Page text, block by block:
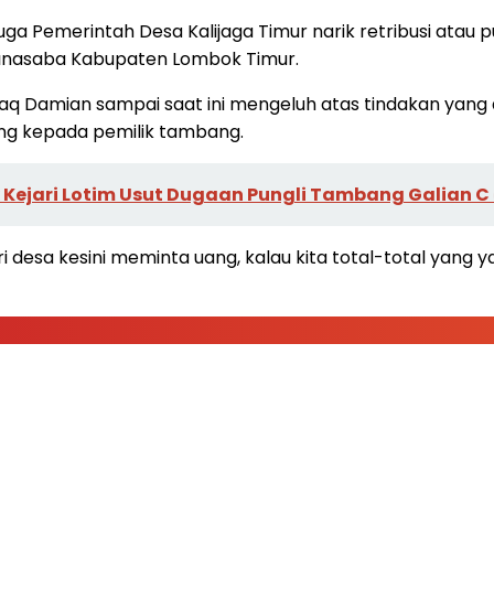
Pemerintah Desa Kalijaga Timur narik retribusi
Kabupaten Lombok Timur.
Damian sampai saat ini mengeluh atas tindakan
kepada pemilik tambang.
Kejari Lotim Usut Dugaan Pungli Tambang Galian
desa kesini meminta uang, kalau kita total-total yang